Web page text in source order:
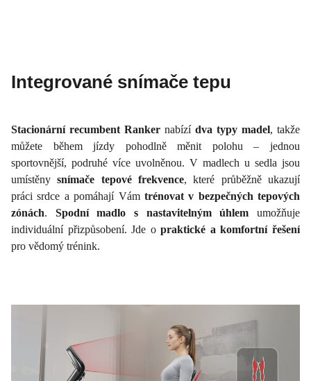
Integrované snímače tepu
Stacionární recumbent Ranker nabízí dva typy madel, takže
můžete během jízdy pohodlně měnit polohu – jednou
sportovnější, podruhé více uvolněnou. V madlech u sedla jsou
umístěnysnímače tepové frekvence, které průběžně ukazují
práci srdce a pomáhají Vám trénovat v bezpečných tepových
zónách. Spodní madlo s nastavitelným úhlem umožňuje
individuální přizpůsobení. Jde opraktické a komfortní řešení
pro vědomý trénink.